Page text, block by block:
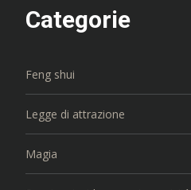
Categorie
Feng shui
Legge di attrazione
Magia